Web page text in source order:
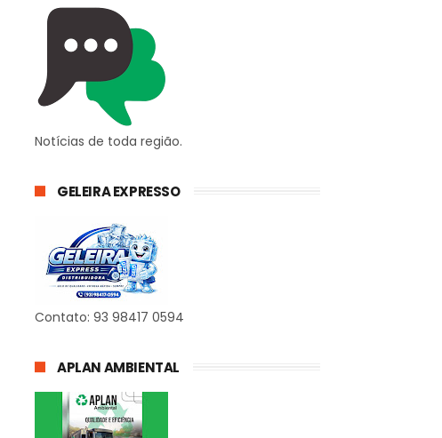
Notícias de toda região.
GELEIRA EXPRESSO
Contato: 93 98417 0594
APLAN AMBIENTAL